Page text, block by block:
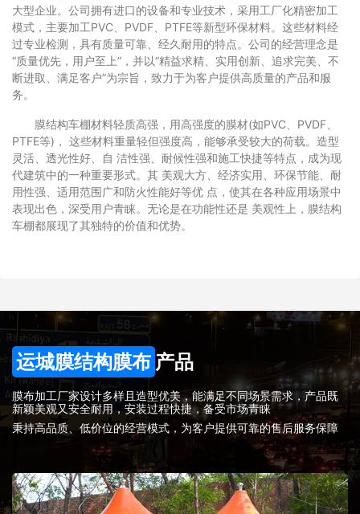
大型企业。公司拥有进口的设备和专业技术，采用工厂化精密加工
模式，主要加工PVC、PVDF、PTFE等新型环保材料。这些材料经
过专业检测，具有质量可靠、经久耐用的特点。公司的经营理念是
“质量优先，用户至上”，并以“精益求精、实用创新、追求完美、不
断进取、满足客户”为宗旨，致力于为客户提供高质量的产品和服
务。
膜结构车棚材料轻质高强，用高强度的膜材(如PVC、PVDF、
PTFE等)， 这些材料重量轻但强度高，能够承受较大的荷载。造型
灵活、透光性好、自 洁性强、耐候性强和施工快捷等特点，成为现
代建筑中的一种重要形式。其 美观大方、经济实用、环保节能、耐
用性强、适用范围广和防火性能好等优 点，使其在各种应用场景中
表现出色，深受用户青睐。无论是在功能性还是 美观性上，膜结构
车棚都展现了其独特的价值和优势。
运城膜结构膜布 产品
膜布加工厂家设计多样且造型优美，能满足不同场景需求，产品既
新颖美观又安全耐用，安装过程快捷，备受市场青睐
秉持高品质、低价位的经营模式，为客户提供可靠的售后服务保障